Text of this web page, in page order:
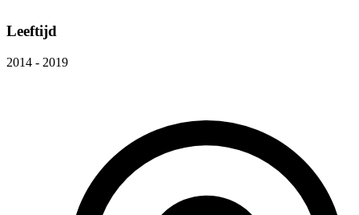
Leeftijd
2014 - 2019